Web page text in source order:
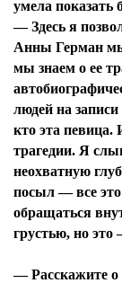
умела показать
— Здесь я
Анны Герман
мы знаем о ее
людей на
кто эта певица.
трагедии. Я
неохватную
посыл — все это
обращаться
грустью, но
— Расскажите о